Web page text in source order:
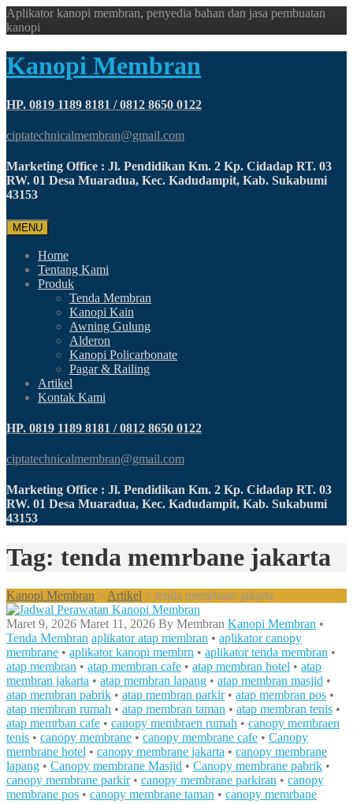
Aplikator kanopi membran, penyedia bahan dan jasa pembuatan
kanopi
Kanopi Membran
HP. 0819 1189 8181 / 0812 8650 0122
ciptatechnicalmembran@gmail.com
Marketing Office : Jl. Pendidikan Km. 2 Kp. Cidadap RT. 03
RW. 01 Desa Muaradua, Kec. Kadudampit, Kab. Sukabumi
43153
MENU
Home
Tentang Kami
Produk
Tenda Membran
Kanopi Kain
Awning Gulung
Alderon
Kanopi Policarbonate
Pagar & Railing
Artikel
Kontak Kami
HP. 0819 1189 8181 / 0812 8650 0122
ciptatechnicalmembran@gmail.com
Marketing Office : Jl. Pendidikan Km. 2 Kp. Cidadap RT. 03
RW. 01 Desa Muaradua, Kec. Kadudampit, Kab. Sukabumi
43153
Tag: tenda memrbane jakarta
Kanopi Membran > Artikel > tenda memrbane jakarta
Maret 9, 2026 Maret 11, 2026 By Membran Kanopi Membran •
Tenda Membran aplikator atap membran • aplikator canopy
membrane • aplikator kanopi membrn • aplikator tenda membran •
atap membran • atap membran cafe • atap membran hotel • atap
membran jakarta • atap membran lapang • atap membran masjid •
atap membran pabrik • atap membran parkir• atap membran pos •
atap membran rumah • atap membran taman • atap membran tenis •
atap memrban cafe • canopy membraen rumah • canopy membraen
tenis • canopy membrane • canopy membrane cafe • Canopy
membrane hotel • canopy membrane jakarta • canopy membrane
lapang • Canopy membrane Masjid • Canopy membrane pabrik •
canopy membrane parkir• canopy membrane parkiran • canopy
membrane pos • canopy membrane taman • canopy memrbane